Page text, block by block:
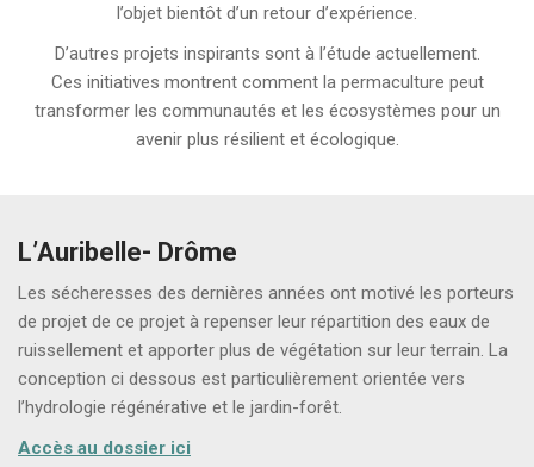
l’objet bientôt d’un retour d’expérience.
D’autres projets inspirants sont à l’étude actuellement.
Ces initiatives montrent comment la permaculture peut
transformer les communautés et les écosystèmes pour un
avenir plus résilient et écologique.
L’Auribelle- Drôme
Les sécheresses des dernières années ont motivé les porteurs
de projet de ce projet à repenser leur répartition des eaux de
ruissellement et apporter plus de végétation sur leur terrain. La
conception ci dessous est particulièrement orientée vers
l’hydrologie régénérative et le jardin-forêt.
Accès au dossier ici